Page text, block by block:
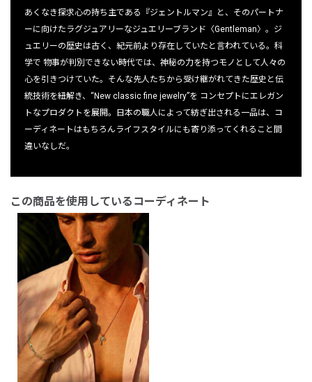
あくなき探求心の持ち主である『ジェントルマン』と、そのパートナ
ーに向けたラグジュアリーなジュエリーブランド〈Gentleman〉。ジ
ュエリーの歴史は古く、紀元前より存在していたと言われている。科
学で 物事が判別できない時代では、神秘の力を持つモノとして人々の
心を引きつけていた。そんな先人たちから受け継がれてきた歴史と伝
統技術を紐解き、“New classic fine jewelry”を コンセプトにエレガン
トなプロダクトを展開。日本の職人によって紡ぎ出される一品は、コ
ーディネートはもちろんライフスタイルにも寄り添ってくれること間
違いなしだ。
この商品を使用しているコーディネート